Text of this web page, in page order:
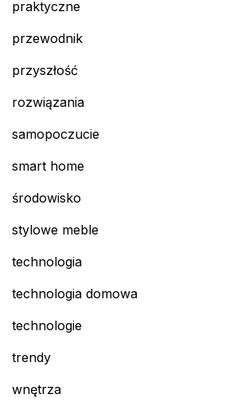
praktyczne
przewodnik
przyszłość
rozwiązania
samopoczucie
smart home
środowisko
stylowe meble
technologia
technologia domowa
technologie
trendy
wnętrza